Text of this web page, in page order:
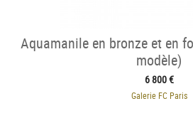
Aquamanile en bronze et en
modèle)
6 800 €
Galerie FC Paris